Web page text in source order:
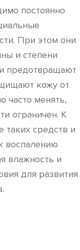
постоянно
При этом они
и степени
предотвращают
кожу от
часто менять,
ограничен. К
таких средств и
воспалению
влажность и
для развития